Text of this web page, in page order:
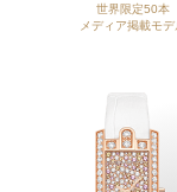
世界限定50本
メディア掲載モデ